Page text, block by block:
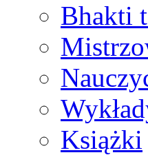
Bhakti
Książki